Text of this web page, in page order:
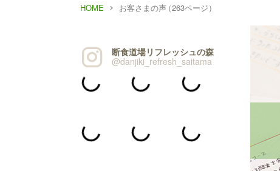
HOME お客さまの声（263ページ）
断食道場リフレッシュの森
@danjiki_refresh_saitama